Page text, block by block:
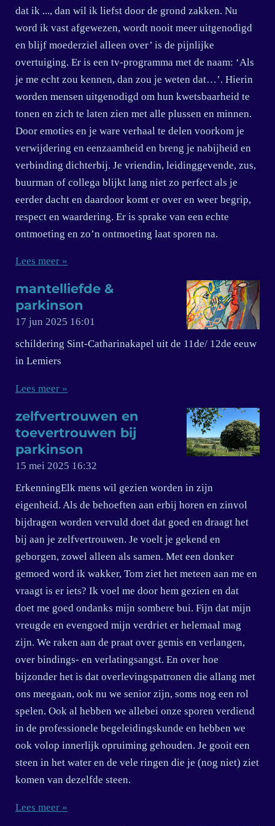
dat ik ..., dan wil ik liefst door de grond zakken. Nu
word ik vast afgewezen, wordt nooit meer uitgenodigd
en blijf moederziel alleen over’ is de pijnlijke
overtuiging. Er is een tv-programma met de naam: ‘Als
je me echt zou kennen, dan zou je weten dat…’. Hierin
worden mensen uitgenodigd om hun kwetsbaarheid te
tonen en zich te laten zien met alle plussen en minnen.
Door emoties en je ware verhaal te delen voorkom je
verwijdering en eenzaamheid en breng je nabijheid en
verbinding dichterbij. Je vriendin, leidinggevende, zus,
buurman of collega blijkt lang niet zo perfect als je
eerder dacht en daardoor komt er over en weer begrip,
respect en waardering. Er is sprake van een echte
ontmoeting en zo’n ontmoeting laat sporen na.
Lees meer »
mantelliefde &
parkinson
17 jun 2025 16:01
schildering Sint-Catharinakapel uit de 11de/ 12de eeuw
in Lemiers
Lees meer »
zelfvertrouwen en
toevertrouwen bij
parkinson
15 mei 2025 16:32
ErkenningElk mens wil gezien worden in zijn
eigenheid. Als de behoeften aan erbij horen en zinvol
bijdragen worden vervuld doet dat goed en draagt het
bij aan je zelfvertrouwen. Je voelt je gekend en
geborgen, zowel alleen als samen. Met een donker
gemoed word ik wakker, Tom ziet het meteen aan me en
vraagt is er iets? Ik voel me door hem gezien en dat
doet me goed ondanks mijn sombere bui. Fijn dat mijn
vreugde en evengoed mijn verdriet er helemaal mag
zijn. We raken aan de praat over gemis en verlangen,
over bindings- en verlatingsangst. En over hoe
bijzonder het is dat overlevingspatronen die allang met
ons meegaan, ook nu we senior zijn, soms nog een rol
spelen. Ook al hebben we allebei onze sporen verdiend
in de professionele begeleidingskunde en hebben we
ook volop innerlijk opruiming gehouden. Je gooit een
steen in het water en de vele ringen die je (nog niet) ziet
komen van dezelfde steen.
Lees meer »